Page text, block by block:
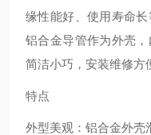
缘性能好、使用寿命
铝合金导管作为外壳
简洁小巧，安装维修方
特点
外型美观‌：铝合金外壳